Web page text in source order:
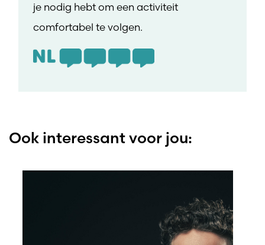
je nodig hebt om een activiteit
comfortabel te volgen.
Ook interessant voor jou: